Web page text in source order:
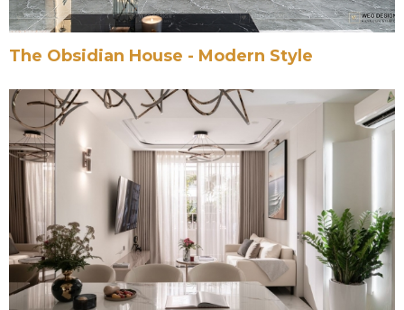
The Obsidian House - Modern Style